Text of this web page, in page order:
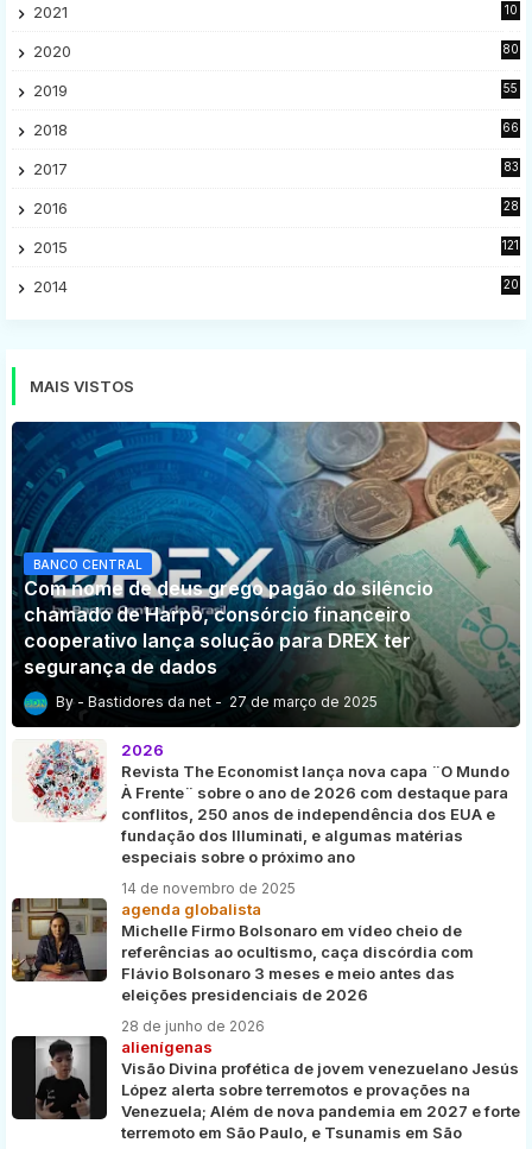
2021
10
2020
80
2019
55
2018
66
2017
83
2016
28
2015
121
2014
20
MAIS VISTOS
BANCO CENTRAL
Com nome de deus grego pagão do silêncio
chamado de Harpo, consórcio financeiro
cooperativo lança solução para DREX ter
segurança de dados
Bastidores da net 27 de março de 2025
2026
Revista The Economist lança nova capa ¨O Mundo
À Frente¨ sobre o ano de 2026 com destaque para
conflitos, 250 anos de independência dos EUA e
fundação dos Illuminati, e algumas matérias
especiais sobre o próximo ano
14 de novembro de 2025
agenda globalista
Michelle Firmo Bolsonaro em vídeo cheio de
referências ao ocultismo, caça discórdia com
Flávio Bolsonaro 3 meses e meio antes das
eleições presidenciais de 2026
28 de junho de 2026
alienígenas
Visão Divina profética de jovem venezuelano Jesús
López alerta sobre terremotos e provações na
Venezuela; Além de nova pandemia em 2027 e forte
terremoto em São Paulo, e Tsunamis em São